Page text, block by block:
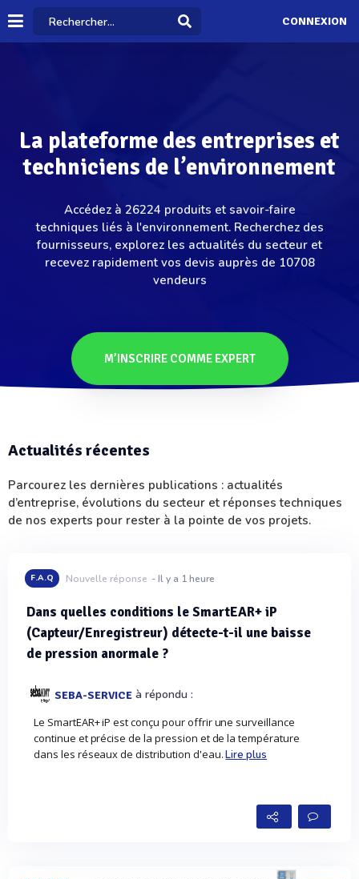
CONNEXION
La plateforme des entreprises et
techniciens de l’environnement
Accédez à 26224 produits et savoir-faire
techniques liés à l'environnement. Recherchez des
fournisseurs, explorez les actualités du secteur et
recevez rapidement vos devis auprès de 10708
vendeurs
M’INSCRIRE COMME EXPERT
Actualités récentes
Parcourez les dernières publications : actualités
d’entreprise, évolutions du secteur et réponses techniques
de nos experts pour rester à la pointe de vos projets.
F.A.Q Nouvelle réponse - Il y a 1 heure
Dans quelles conditions le SmartEAR+ iP
(Capteur/Enregistreur) détecte-t-il une baisse
de pression anormale ?
SEBA-SERVICE à répondu :
Le SmartEAR+ iP est conçu pour offrir une surveillance
continue et précise de la pression et de la température
dans les réseaux de distribution d'eau.Lire plus